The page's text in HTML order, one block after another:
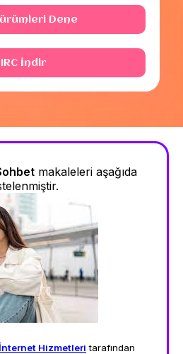
Dene
İndir
makaleleri aşağıda
Hizmetleri tarafından